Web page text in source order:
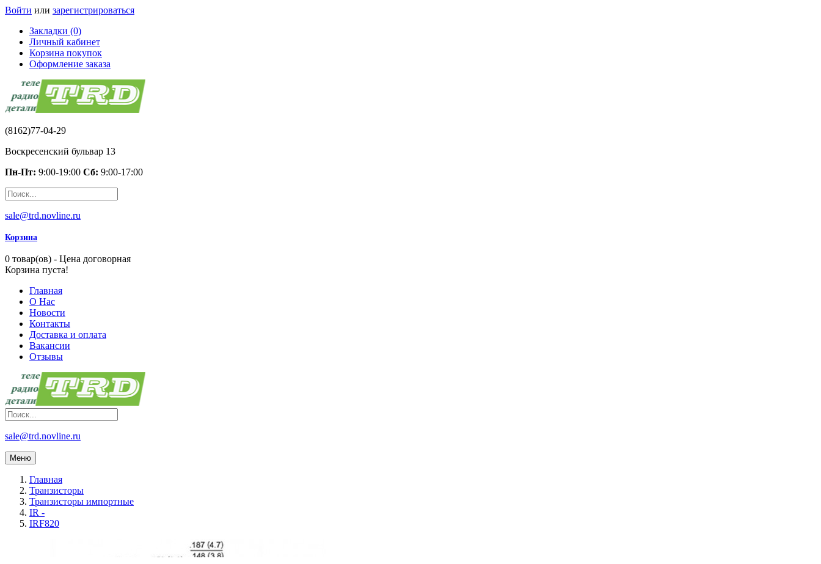
Войти или зарегистрироваться
Закладки (0)
Личный кабинет
Корзина покупок
Оформление заказа
(8162)77-04-29
Воскресенский бульвар 13
Пн-Пт: 9:00-19:00 Сб: 9:00-17:00
sale@trd.novline.ru
Корзина
0 товар(ов) - Цена договорная
Корзина пуста!
Главная
О Нас
Новости
Контакты
Доставка и оплата
Вакансии
Отзывы
sale@trd.novline.ru
Меню
Главная
Транзисторы
Транзисторы импортные
IR -
IRF820